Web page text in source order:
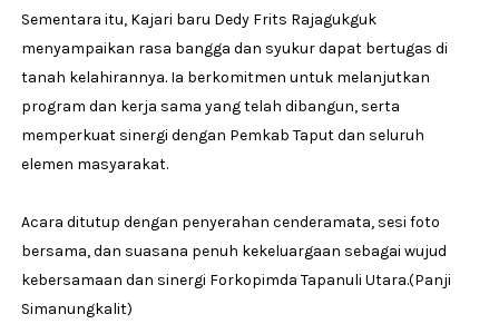
Sementara itu, Kajari baru Dedy Frits Rajagukguk
menyampaikan rasa bangga dan syukur dapat bertugas di
tanah kelahirannya. Ia berkomitmen untuk melanjutkan
program dan kerja sama yang telah dibangun, serta
memperkuat sinergi dengan Pemkab Taput dan seluruh
elemen masyarakat.
Acara ditutup dengan penyerahan cenderamata, sesi foto
bersama, dan suasana penuh kekeluargaan sebagai wujud
kebersamaan dan sinergi Forkopimda Tapanuli Utara.(Panji
Simanungkalit)